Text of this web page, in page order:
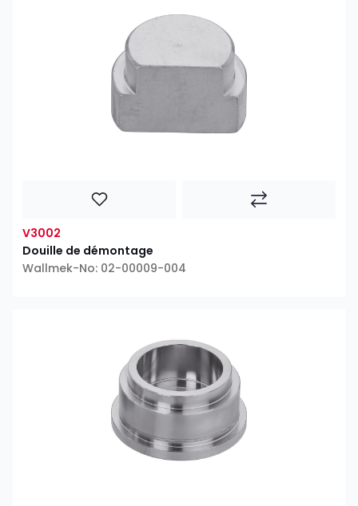
V3002
Douille de démontage
Wallmek-No: 02-00009-004